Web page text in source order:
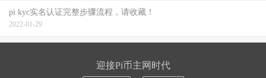
pi kyc实名认证完整步骤流程，请收藏！
2022-01-29
迎接Pi币主网时代